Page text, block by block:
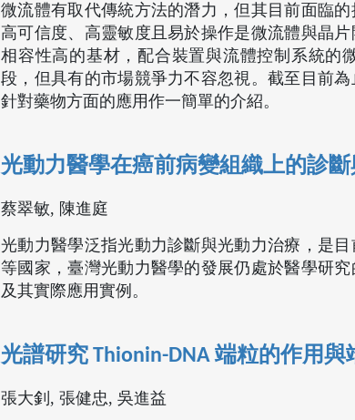
微流體有取代傳統方法的潛力，但其目前面臨
高可信度、高靈敏度且易於操作是微流體與晶
相容性高的基材，配合裝置與流體控制系統的
段，但具有的市場競爭力不容忽視。截至目前
針對藥物方面的應用作一簡單的介紹。
光動力醫學在癌前病變組織上的診
蔡翠敏, 陳進庭
光動力醫學泛指光動力診斷與光動力治療，是
等國家，臺灣光動力醫學的發展仍處於醫學研
及其實際應用實例。
光譜研究 Thionin-DNA 端粒的作用
張大釗, 張健忠, 吳進益